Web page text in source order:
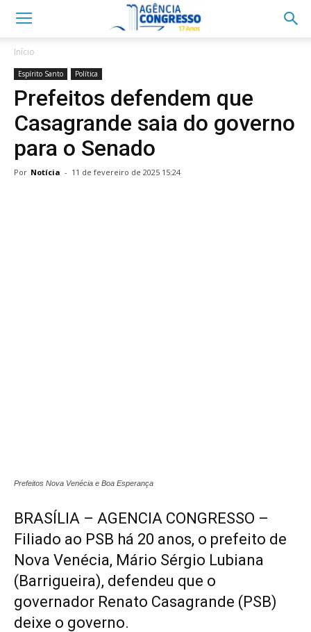
Início
Espírito Santo Política
Prefeitos defendem que
Casagrande saia do governo
para o Senado
Por Notícia - 11 de fevereiro de 2025 15:24
Prefeitos Nova Venécia e Boa Esperança
BRASÍLIA – AGENCIA CONGRESSO –
Filiado ao PSB há 20 anos, o prefeito de
Nova Venécia, Mário Sérgio Lubiana
(Barrigueira), defendeu que o
governador Renato Casagrande (PSB)
deixe o governo.